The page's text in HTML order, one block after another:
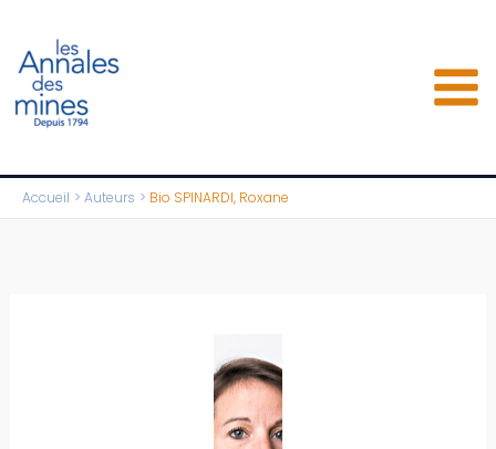
contenu
Accueil Auteurs Bio SPINARDI, Roxane